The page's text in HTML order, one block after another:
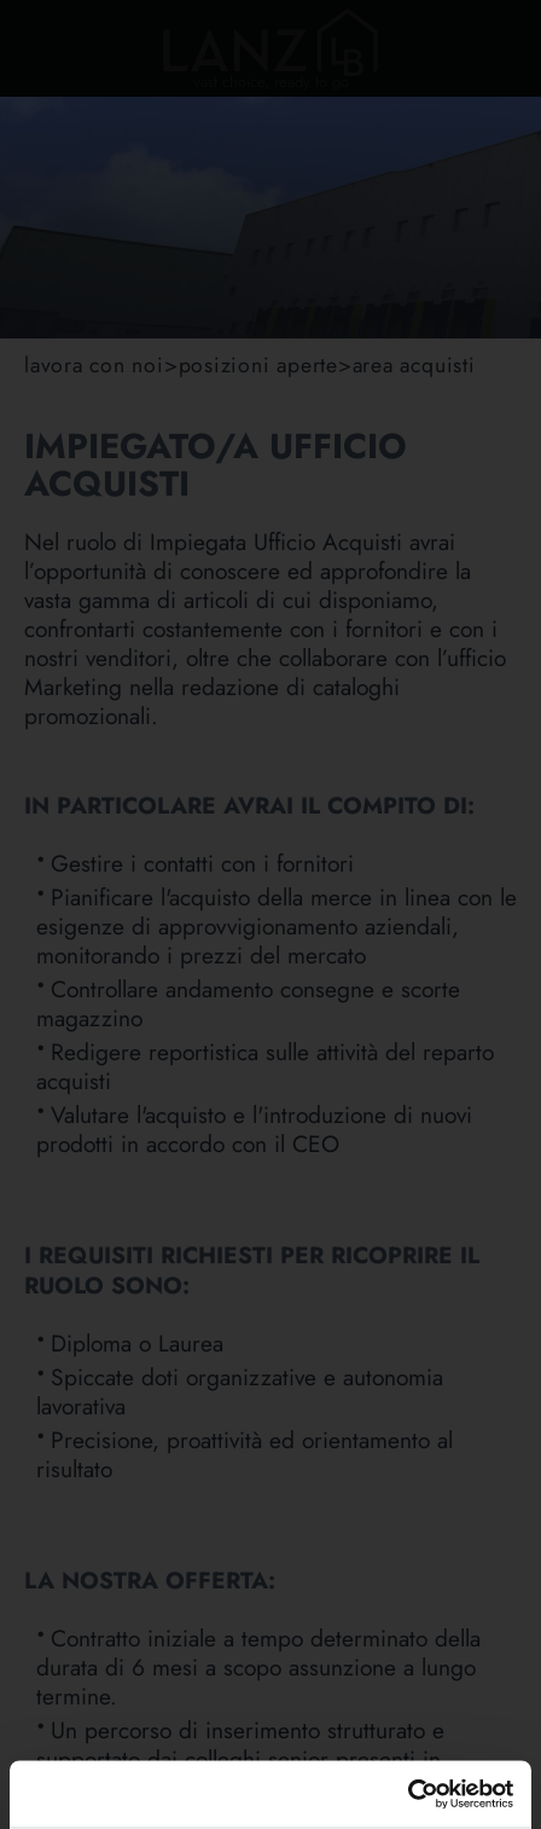
lavora con noi>posizioni aperte>area acquisti
IMPIEGATO/A UFFICIO
ACQUISTI
Nel ruolo di Impiegata Ufficio Acquisti avrai
l’opportunità di conoscere ed approfondire la
vasta gamma di articoli di cui disponiamo,
confrontarti costantemente con i fornitori e con i
nostri venditori, oltre che collaborare con l’ufficio
Marketing nella redazione di cataloghi
promozionali.
IN PARTICOLARE AVRAI IL COMPITO DI:
Gestire i contatti con i fornitori
Pianificare l'acquisto della merce in linea con le
esigenze di approvvigionamento aziendali,
monitorando i prezzi del mercato
Controllare andamento consegne e scorte
magazzino
Redigere reportistica sulle attività del reparto
acquisti
Valutare l'acquisto e l'introduzione di nuovi
prodotti in accordo con il CEO
I REQUISITI RICHIESTI PER RICOPRIRE IL
RUOLO SONO:
Diploma o Laurea
Spiccate doti organizzative e autonomia
lavorativa
Precisione, proattività ed orientamento al
risultato
LA NOSTRA OFFERTA:
Contratto iniziale a tempo determinato della
durata di 6 mesi a scopo assunzione a lungo
termine.
Un percorso di inserimento strutturato e
supportato dai colleghi senior presenti in